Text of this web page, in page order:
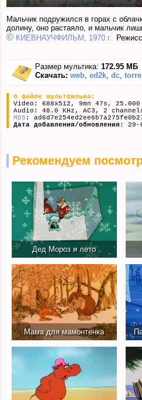
Мальчик подружился в горах с
долину, оно растаяло, и мальчик
© КИЕВНАУЧФИЛЬМ, 1970 г.
Размер мультика: 172.95 МБ
Скачать: web ed2k dc
О файле мультфильма:
Video: 688x512, 9mn 47s,
Audio: 48.0 KHz, AC3, 2
MD5 :
Дата добавления/обновления : 29-
Рекомендуем
Дед Мороз и лето
Мама для мамонтенка